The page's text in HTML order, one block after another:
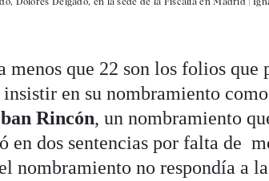
menos que 22 son los folios
insistir en su nombramiento
Rincón, un nombramiento
en dos sentencias por falta de
nombramiento no respondía a